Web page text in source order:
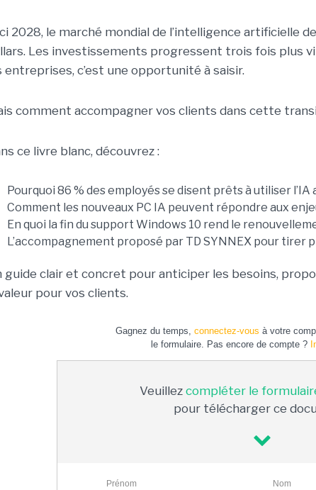
2028, le marché mondial de l’intelligence artificielle
Les investissements progressent trois fois plus
entreprises, c’est une opportunité à saisir.
comment accompagner vos clients dans cette
ce livre blanc, découvrez :
Pourquoi 86 % des employés se disent prêts à utiliser l’IA
Comment les nouveaux PC IA peuvent répondre aux
En quoi la fin du support Windows 10 rend le
L’accompagnement proposé par TD SYNNEX pour tirer
guide clair et concret pour anticiper les besoins,
pour vos clients.
Gagnez du temps, connectez-vous à votre
le formulaire. Pas encore de compte ?
Veuillez compléter le
pour télécharger ce
Prénom Nom